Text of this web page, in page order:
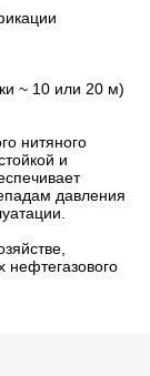
~ 10 или 20 м)
нитяного
и
давления
нефтегазового